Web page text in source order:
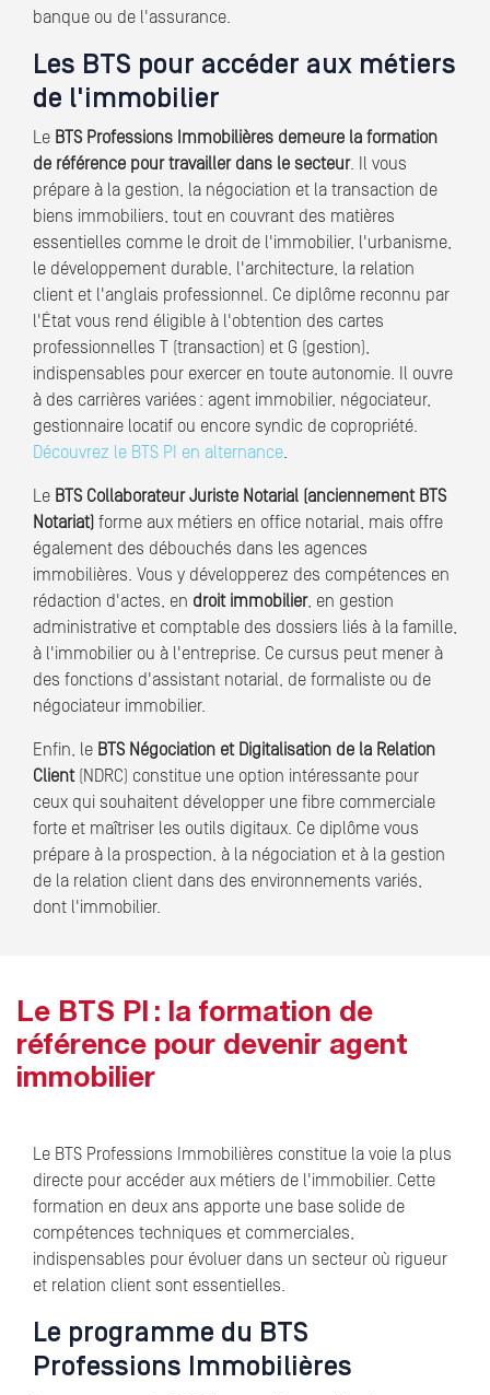
banque ou de l'assurance.
Les BTS pour accéder aux métiers
de l'immobilier
Le BTS Professions Immobilières demeure la formation
de référence pour travailler dans le secteur. Il vous
prépare à la gestion, la négociation et la transaction de
biens immobiliers, tout en couvrant des matières
essentielles comme le droit de l'immobilier, l'urbanisme,
le développement durable, l'architecture, la relation
client et l'anglais professionnel. Ce diplôme reconnu par
l'État vous rend éligible à l'obtention des cartes
professionnelles T (transaction) et G (gestion),
indispensables pour exercer en toute autonomie. Il ouvre
à des carrières variées : agent immobilier, négociateur,
gestionnaire locatif ou encore syndic de copropriété.
Découvrez le BTS PI en alternance.
Le BTS Collaborateur Juriste Notarial (anciennement BTS
Notariat) forme aux métiers en office notarial, mais offre
également des débouchés dans les agences
immobilières. Vous y développerez des compétences en
rédaction d'actes, en droit immobilier, en gestion
administrative et comptable des dossiers liés à la famille,
à l'immobilier ou à l'entreprise. Ce cursus peut mener à
des fonctions d'assistant notarial, de formaliste ou de
négociateur immobilier.
Enfin, le BTS Négociation et Digitalisation de la Relation
Client(NDRC) constitue une option intéressante pour
ceux qui souhaitent développer une fibre commerciale
forte et maîtriser les outils digitaux. Ce diplôme vous
prépare à la prospection, à la négociation et à la gestion
de la relation client dans des environnements variés,
dont l'immobilier.
Le BTS PI : la formation de
référence pour devenir agent
immobilier
Le BTS Professions Immobilières constitue la voie la plus
directe pour accéder aux métiers de l'immobilier. Cette
formation en deux ans apporte une base solide de
compétences techniques et commerciales,
indispensables pour évoluer dans un secteur où rigueur
et relation client sont essentielles.
Le programme du BTS
Professions Immobilières